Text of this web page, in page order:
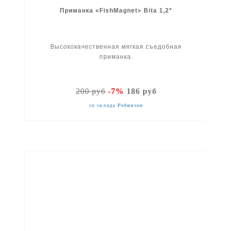
Приманка «FishMagnet» Bita 1,2*
Высококачественная мягкая съедобная
приманка.
200 руб-7% 186 руб
со склада Робинзон